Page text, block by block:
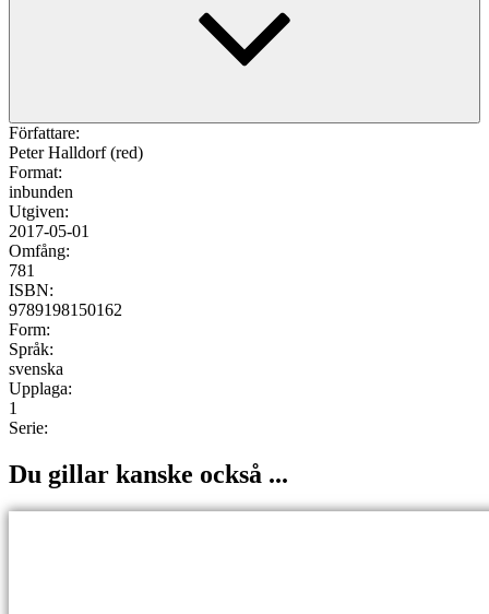
Författare:
Peter Halldorf (red)
Format:
inbunden
Utgiven:
2017-05-01
Omfång:
781
ISBN:
9789198150162
Form:
Språk:
svenska
Upplaga:
1
Serie:
Du gillar kanske också ...